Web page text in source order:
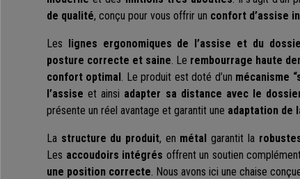
de qualité, conçu pour vous offrir un confort d’assise
Les lignes ergonomiques de l’assise et du
posture correcte et saine. Le rembourrage haute
confort optimal. Le produit est doté d’un mécanisme
l’assise et ainsi adapter sa distance avec le
présente un réel avantage et garantit une adaptation de
La structure du produit, en métal garantit la
Les accoudoirs intégrés offrent un soutien
une position correcte. Nous avons ici une chaise